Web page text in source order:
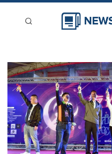
新聞稿分類
登入
刊登